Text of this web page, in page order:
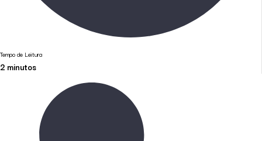
Tempo de Leitura
2 minutos